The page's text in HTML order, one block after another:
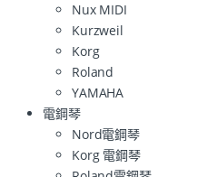
Nux MIDI
Kurzweil
Korg
Roland
YAMAHA
電鋼琴
Nord電鋼琴
Korg 電鋼琴